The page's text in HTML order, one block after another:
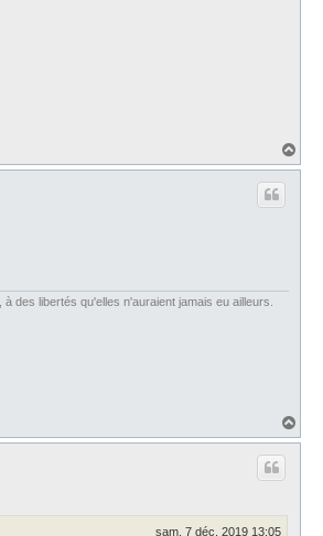
a
des libertés qu'elles n'auraient jamais eu ailleurs.
a
sam. 7 déc. 2019 13:05